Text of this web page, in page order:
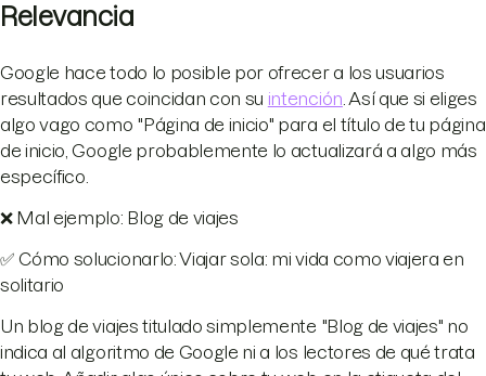
Relevancia
Google hace todo lo posible por ofrecer a los usuarios
resultados que coincidan con su intención . Así que si eliges
algo vago como "Página de inicio" para el título de tu página
de inicio, Google probablemente lo actualizará a algo más
específico.
❌ Mal ejemplo: Blog de viajes
✅ Cómo solucionarlo: Viajar sola: mi vida como viajera en
solitario
Un blog de viajes titulado simplemente "Blog de viajes" no
indica al algoritmo de Google ni a los lectores de qué trata